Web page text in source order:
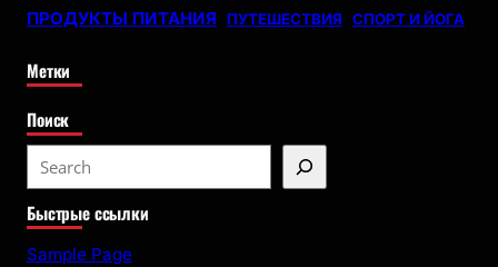
ПРОДУКТЫ ПИТАНИЯ
ПУТЕШЕСТВИЯ СПОРТ И ЙОГА
Метки
Поиск
e
a
r
Быстрые ссылки
Sample Page